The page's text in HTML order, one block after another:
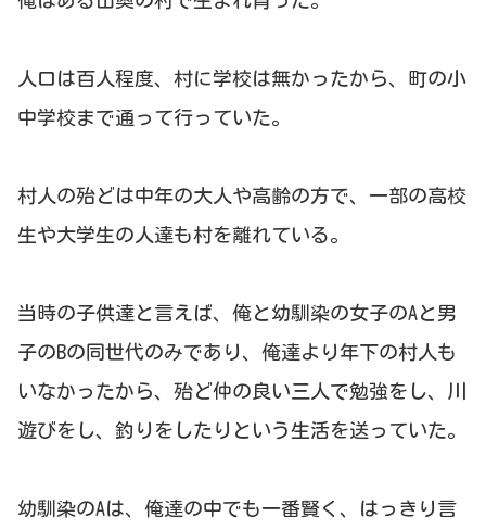
人口は百人程度、村に学校は無かったから、町の小
中学校まで通って行っていた。
村人の殆どは中年の大人や高齢の方で、一部の高校
生や大学生の人達も村を離れている。
当時の子供達と言えば、俺と幼馴染の女子のAと男
子のBの同世代のみであり、俺達より年下の村人も
いなかったから、殆ど仲の良い三人で勉強をし、川
遊びをし、釣りをしたりという生活を送っていた。
幼馴染のAは、俺達の中でも一番賢く、はっきり言